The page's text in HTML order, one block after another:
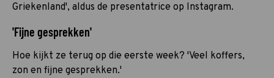
Griekenland', aldus de presentatrice op Instagram.
'Fijne gesprekken'
Hoe kijkt ze terug op die eerste week? 'Veel koffers,
zon en fijne gesprekken.'